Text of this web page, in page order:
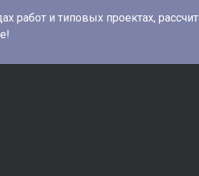
работ и типовых проектах,